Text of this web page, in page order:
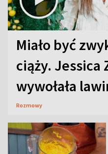
Miało być
ciąży. Jessica
wywołała
Rozmowy